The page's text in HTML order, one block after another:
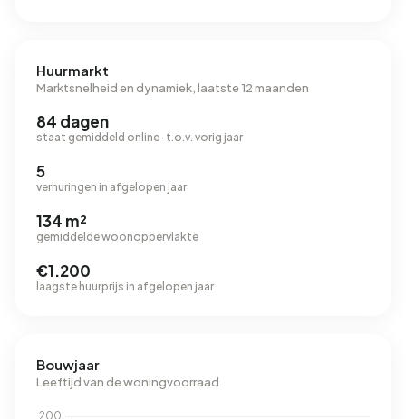
Huurmarkt
Marktsnelheid en dynamiek, laatste 12 maanden
84 dagen
staat gemiddeld online · t.o.v. vorig jaar
5
verhuringen in afgelopen jaar
134 m²
gemiddelde woonoppervlakte
€1.200
laagste huurprijs in afgelopen jaar
Bouwjaar
Leeftijd van de woningvoorraad